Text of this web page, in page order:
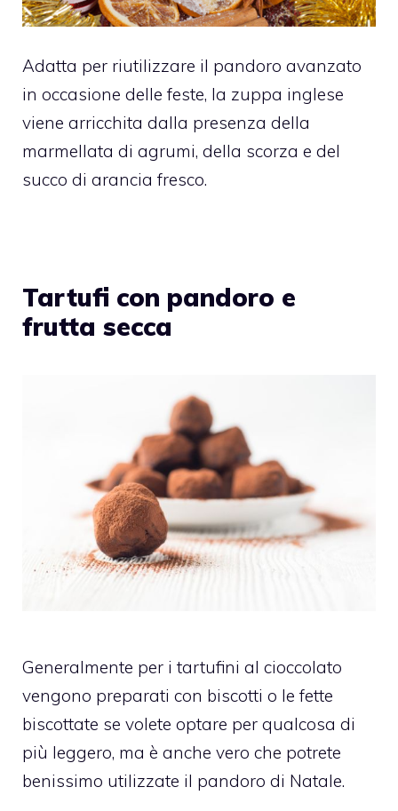
Adatta per riutilizzare il pandoro avanzato
in occasione delle feste, la zuppa inglese
viene arricchita dalla presenza della
marmellata di agrumi, della scorza e del
succo di arancia fresco.
Tartufi con pandoro e
frutta secca
Generalmente per i tartufini al cioccolato
vengono preparati con biscotti o le fette
biscottate se volete optare per qualcosa di
più leggero, ma è anche vero che potrete
benissimo utilizzate il pandoro di Natale.